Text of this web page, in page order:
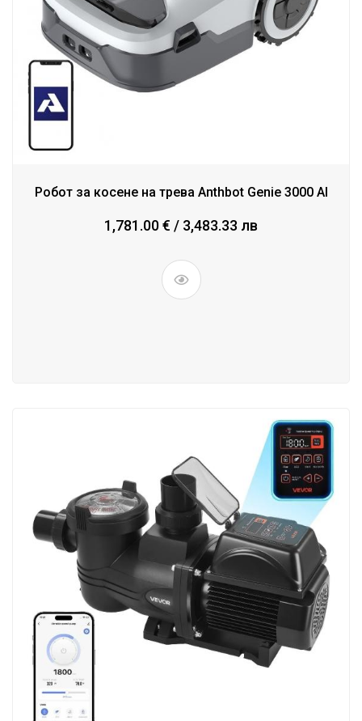
Робот за косене на трева Anthbot Genie 3000 AI
1,781.00 € / 3,483.33 лв